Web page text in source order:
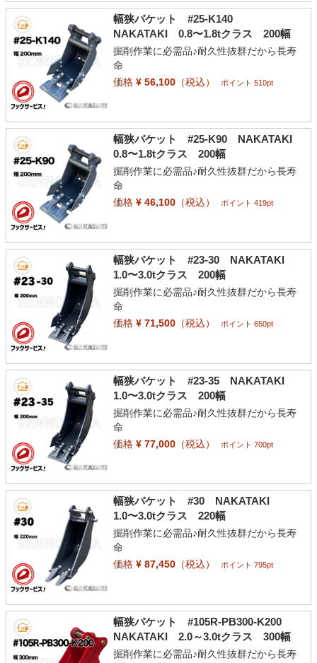
幅狭バケット #25-K140
NAKATAKI 0.8〜1.8tクラス 200幅
掘削作業に必需品♪耐久性抜群だから長寿
命
価格¥ 56,100（税込） ポイント 510pt
幅狭バケット #25-K90 NAKATAKI
0.8〜1.8tクラス 200幅
掘削作業に必需品♪耐久性抜群だから長寿
命
価格¥ 46,100（税込） ポイント 419pt
幅狭バケット #23-30 NAKATAKI
1.0〜3.0tクラス 200幅
掘削作業に必需品♪耐久性抜群だから長寿
命
価格¥ 71,500（税込） ポイント 650pt
幅狭バケット #23-35 NAKATAKI
1.0〜3.0tクラス 200幅
掘削作業に必需品♪耐久性抜群だから長寿
命
価格¥ 77,000（税込） ポイント 700pt
幅狭バケット #30 NAKATAKI
1.0〜3.0tクラス 220幅
掘削作業に必需品♪耐久性抜群だから長寿
命
価格¥ 87,450（税込） ポイント 795pt
幅狭バケット #105R-PB300-K200
NAKATAKI 2.0～3.0tクラス 300幅
掘削作業に必需品♪耐久性抜群だから長寿